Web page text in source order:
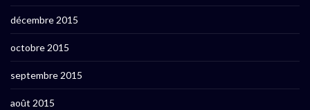
décembre 2015
octobre 2015
septembre 2015
août 2015